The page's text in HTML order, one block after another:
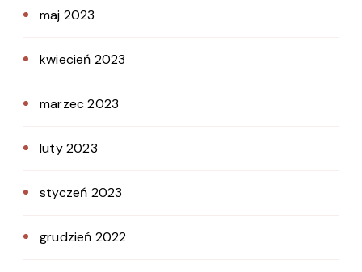
maj 2023
kwiecień 2023
marzec 2023
luty 2023
styczeń 2023
grudzień 2022